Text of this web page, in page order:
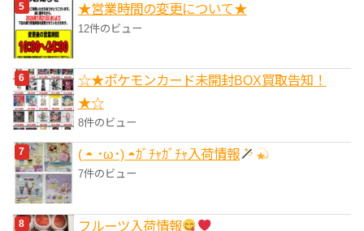
★営業時間の変更について★
12件のビュー
☆★ポケモンカード未開封BOX買取告知！
★☆
8件のビュー
( ◓ ･ω･) ◓ｶﾞﾁｬｶﾞﾁｬ入荷情報
7件のビュー
フルーツ入荷情報